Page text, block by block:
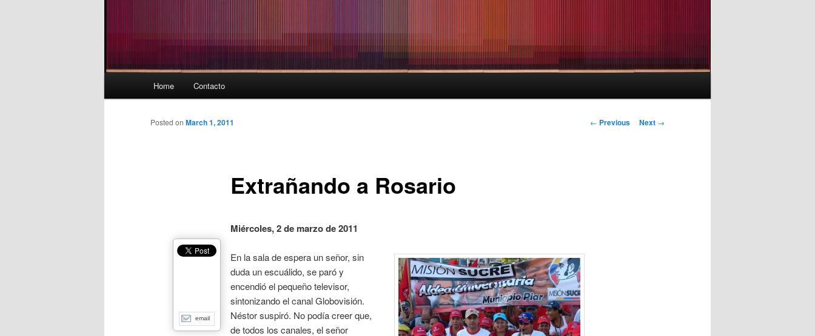
Home Contacto
Post
← Previous Next →
Extrañando a Rosario
Posted on March 1, 2011
Miércoles, 2 de marzo de 2011
En la sala de espera un señor, sin
duda un escuálido, se paró y
encendió el pequeño televisor,
sintonizando el canal Globovisión.
Néstor suspiró. No podía creer que,
de todos los canales, el señor
email